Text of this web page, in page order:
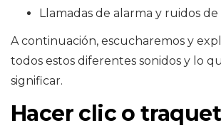
Llamadas de alarma y ruidos
A continuación, escucharemos y
todos estos diferentes sonidos y lo
significar.
Hacer clic o